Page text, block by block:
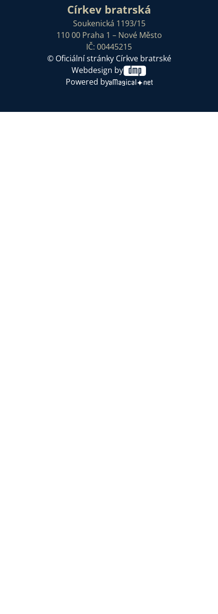
Církev bratrská
Soukenická 1193/15
110 00 Praha 1 – Nové Město
IČ: 00445215
© Oficiální stránky Církve bratrské
Webdesign by
Powered by